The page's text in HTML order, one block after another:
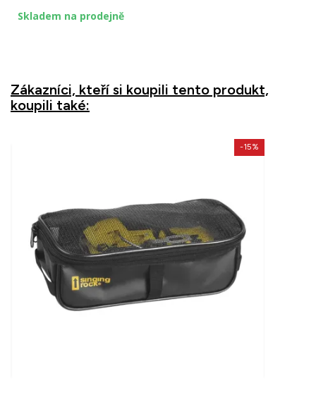
Skladem na prodejně
Zákazníci, kteří si koupili tento produkt,
koupili také:
-15%